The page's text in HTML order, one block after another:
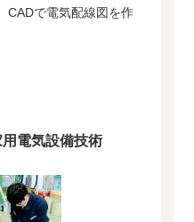
CADで電気配線図を作
電気設備技術